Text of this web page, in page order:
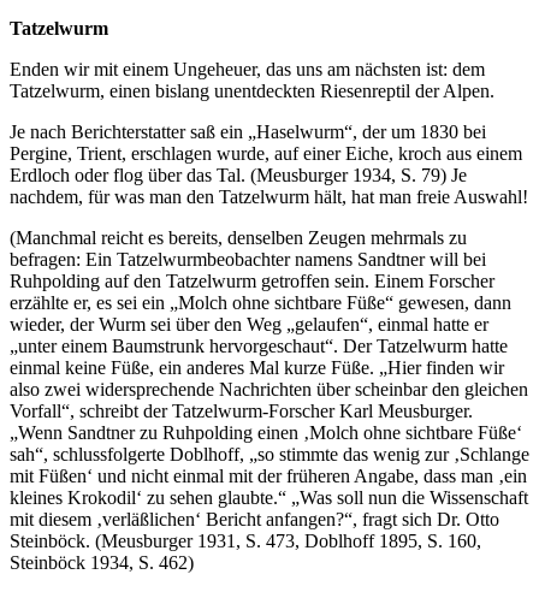
Tatzelwurm
Enden wir mit einem Ungeheuer, das uns am nächsten ist: dem
Tatzelwurm, einen bislang unentdeckten Riesenreptil der Alpen.
Je nach Berichterstatter saß ein „Haselwurm“, der um 1830 bei
Pergine, Trient, erschlagen wurde, auf einer Eiche, kroch aus einem
Erdloch oder flog über das Tal. (Meusburger 1934, S. 79) Je
nachdem, für was man den Tatzelwurm hält, hat man freie Auswahl!
(Manchmal reicht es bereits, denselben Zeugen mehrmals zu
befragen: Ein Tatzelwurmbeobachter namens Sandtner will bei
Ruhpolding auf den Tatzelwurm getroffen sein. Einem Forscher
erzählte er, es sei ein „Molch ohne sichtbare Füße“ gewesen, dann
wieder, der Wurm sei über den Weg „gelaufen“, einmal hatte er
„unter einem Baumstrunk hervorgeschaut“. Der Tatzelwurm hatte
einmal keine Füße, ein anderes Mal kurze Füße. „Hier finden wir
also zwei widersprechende Nachrichten über scheinbar den gleichen
Vorfall“, schreibt der Tatzelwurm-Forscher Karl Meusburger.
„Wenn Sandtner zu Ruhpolding einen ‚Molch ohne sichtbare Füße‘
sah“, schlussfolgerte Doblhoff, „so stimmte das wenig zur ‚Schlange
mit Füßen‘ und nicht einmal mit der früheren Angabe, dass man ‚ein
kleines Krokodil‘ zu sehen glaubte.“ „Was soll nun die Wissenschaft
mit diesem ‚verläßlichen‘ Bericht anfangen?“, fragt sich Dr. Otto
Steinböck. (Meusburger 1931, S. 473, Doblhoff 1895, S. 160,
Steinböck 1934, S. 462)